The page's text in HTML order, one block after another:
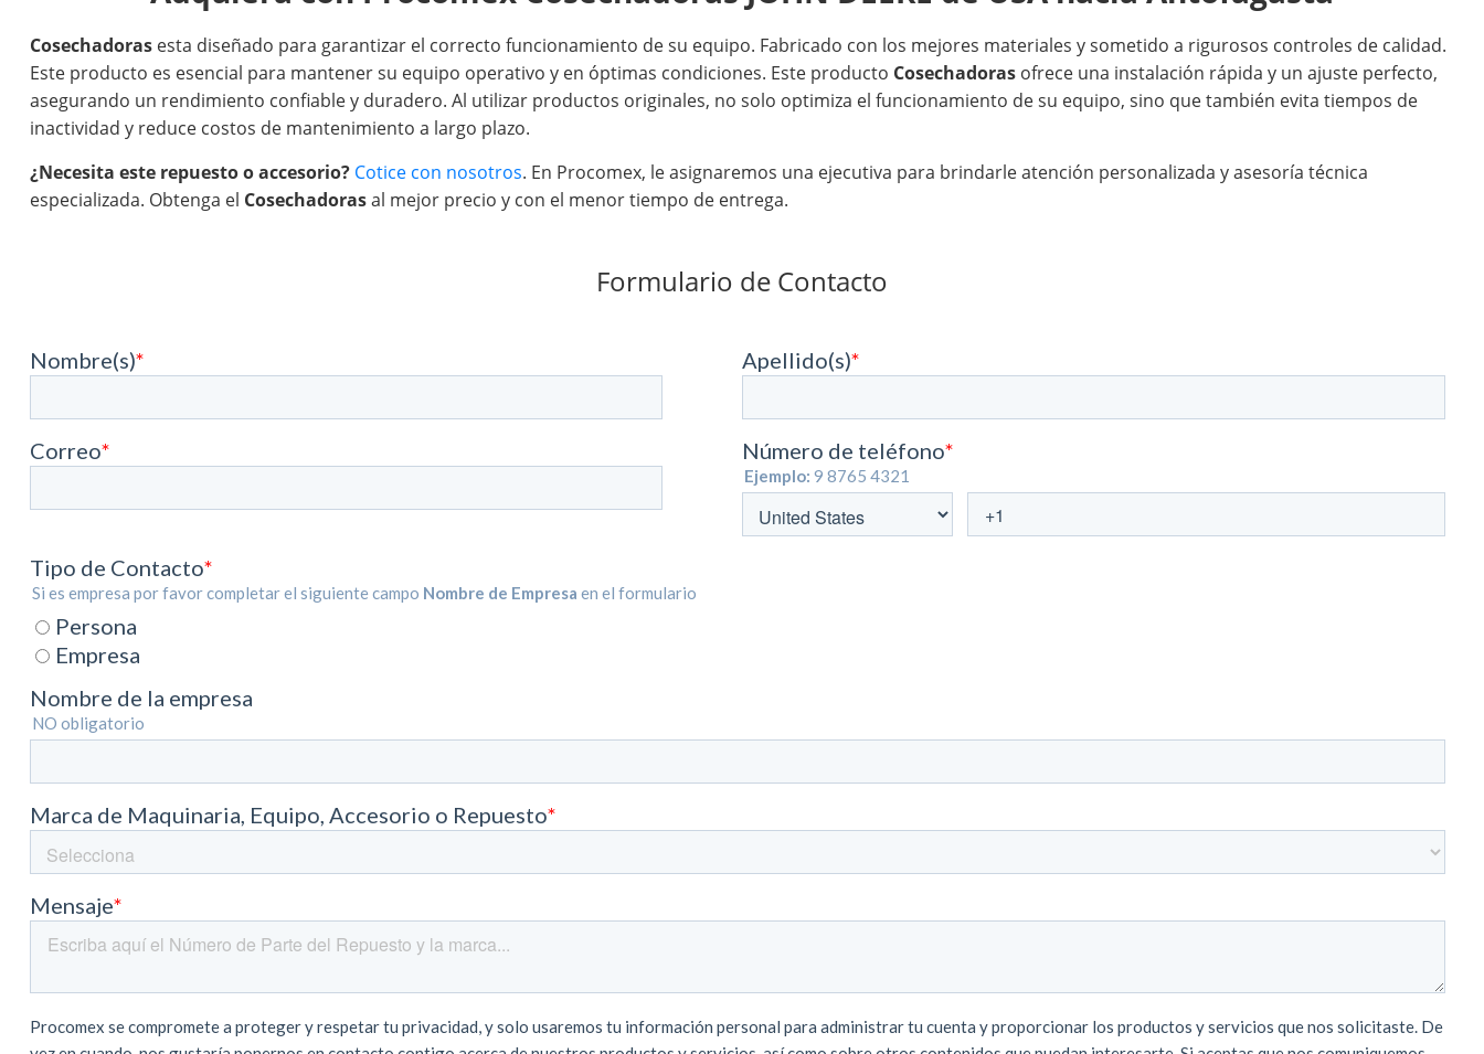
Cosechadorasesta diseñado para garantizar el correcto funcionamiento de su equipo. Fabricado con los mejores materiales y sometido a rigurosos controles de calidad.
Este producto es esencial para mantener su equipo operativo y en óptimas condiciones. Este producto Cosechadorasofrece una instalación rápida y un ajuste perfecto,
asegurando un rendimiento confiable y duradero. Al utilizar productos originales, no solo optimiza el funcionamiento de su equipo, sino que también evita tiempos de
inactividad y reduce costos de mantenimiento a largo plazo.
¿Necesita este repuesto o accesorio? Cotice con nosotros. En Procomex, le asignaremos una ejecutiva para brindarle atención personalizada y asesoría técnica
especializada. Obtenga el Cosechadorasal mejor precio y con el menor tiempo de entrega.
Formulario de Contacto